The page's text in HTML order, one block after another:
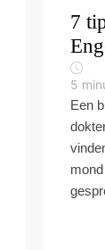
7
5
Een